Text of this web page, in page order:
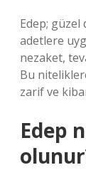
Edep;
adetlere
nezaket,
Bu
zarif ve
Edep